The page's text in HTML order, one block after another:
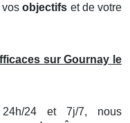
vosobjectifs et de votre
sur Gournay le
24 et 7j/7, nous